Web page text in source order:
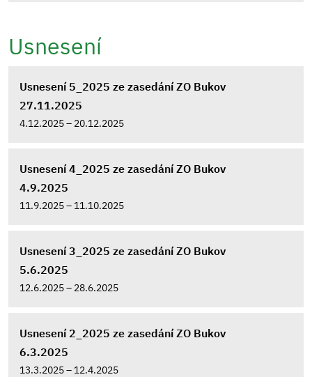
Usnesení
Usnesení 5_2025 ze zasedání ZO Bukov
27.11.2025
4.12.2025 – 20.12.2025
Usnesení 4_2025 ze zasedání ZO Bukov
4.9.2025
11.9.2025 – 11.10.2025
Usnesení 3_2025 ze zasedání ZO Bukov
5.6.2025
12.6.2025 – 28.6.2025
Usnesení 2_2025 ze zasedání ZO Bukov
6.3.2025
13.3.2025 – 12.4.2025